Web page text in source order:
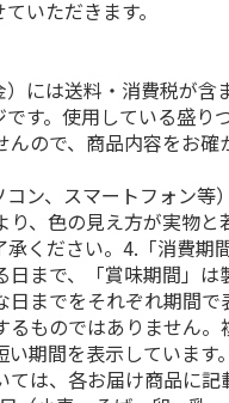
いただきます。
には送料・消費税が含
す。使用している盛り
んので、商品内容をお
ン、スマートフォン等
り、色の見え方が実物
承ください。4.「消費期
日まで、「賞味期間」
日までをそれぞれ期間で
るものではありません
い期間を表示しています
は、各お届け商品に記